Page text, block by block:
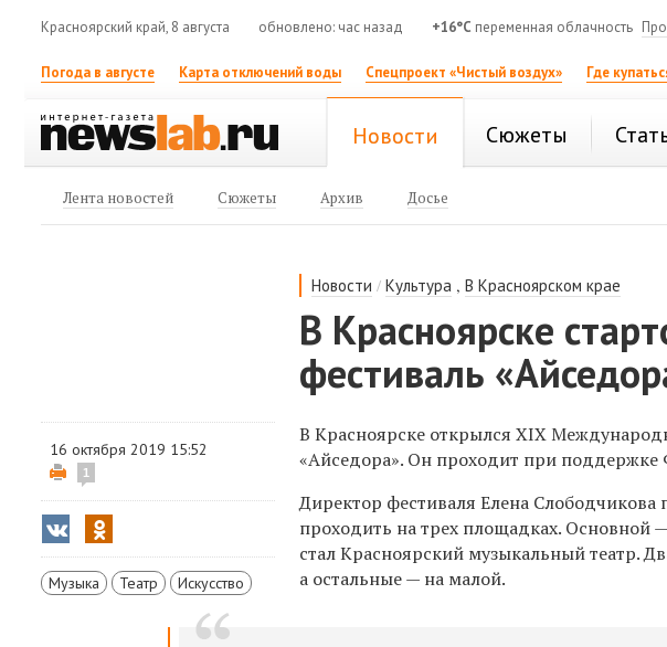
Красноярский край, 8 августа обновлено: час назад +16°C переменная облачность
Погода в августе Карта отключений воды Спецпроект «Чистый воздух» Где
Новости Сюжеты
Лента новостей Сюжеты Архив Досье
Новости /Культура ,В Красноярском крае
В Красноярске
фестиваль
16 октября 2019 15:52
1
Музыка Театр Искусство
В Красноярске открылсяXIX
«Айседора». Он проходит при поддержке
Директор фестиваля Елена
проходить на трех площадках. Основной
стал Красноярский музыкальный театр.
а остальные — на малой.